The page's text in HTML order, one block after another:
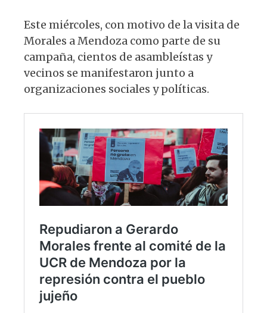
Este miércoles, con motivo de la visita de
Morales a Mendoza como parte de su
campaña, cientos de asambleístas y
vecinos se manifestaron junto a
organizaciones sociales y políticas.